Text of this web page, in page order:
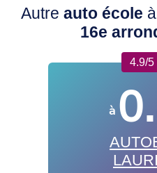
Autre auto école
16e
4.9/
à